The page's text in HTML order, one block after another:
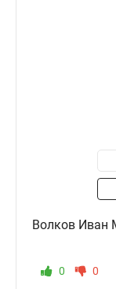
Волков Иван
0 0